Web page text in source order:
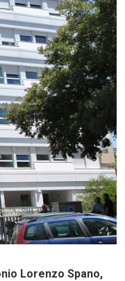
Lorenzo Spano,